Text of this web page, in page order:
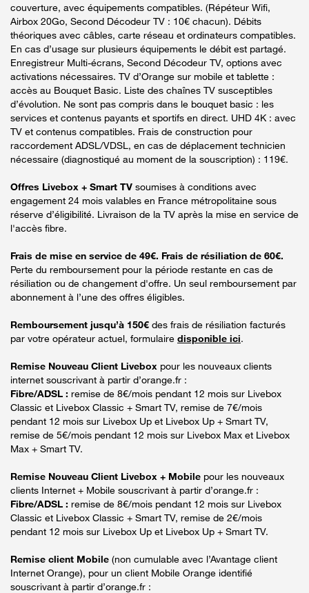
couverture, avec équipements compatibles. (Répéteur Wifi,
Airbox 20Go, Second Décodeur TV : 10€ chacun). Débits
théoriques avec câbles, carte réseau et ordinateurs compatibles.
En cas d’usage sur plusieurs équipements le débit est partagé.
Enregistreur Multi-écrans, Second Décodeur TV, options avec
activations nécessaires. TV d’Orange sur mobile et tablette :
accès au Bouquet Basic. Liste des chaînes TV susceptibles
d’évolution. Ne sont pas compris dans le bouquet basic : les
services et contenus payants et sportifs en direct. UHD 4K : avec
TV et contenus compatibles. Frais de construction pour
raccordement ADSL/VDSL, en cas de déplacement technicien
nécessaire (diagnostiqué au moment de la souscription) : 119€.
Offres Livebox + Smart TV soumises à conditions avec
engagement 24 mois valables en France métropolitaine sous
réserve d’éligibilité. Livraison de la TV après la mise en service de
l'accès fibre.
Frais de mise en service de 49€. Frais de résiliation de 60€.
Perte du remboursement pour la période restante en cas de
résiliation ou de changement d'offre. Un seul remboursement par
abonnement à l’une des offres éligibles.
Remboursement jusqu’à 150€ des frais de résiliation facturés
par votre opérateur actuel, formulaire disponible ici.
Remise Nouveau Client Livebox pour les nouveaux clients
internet souscrivant à partir d’orange.fr :
Fibre/ADSL : remise de 8€/mois pendant 12 mois sur Livebox
Classic et Livebox Classic + Smart TV, remise de 7€/mois
pendant 12 mois sur Livebox Up et Livebox Up + Smart TV,
remise de 5€/mois pendant 12 mois sur Livebox Max et Livebox
Max + Smart TV.
Remise Nouveau Client Livebox + Mobile pour les nouveaux
clients Internet + Mobile souscrivant à partir d’orange.fr :
Fibre/ADSL : remise de 8€/mois pendant 12 mois sur Livebox
Classic et Livebox Classic + Smart TV, remise de 2€/mois
pendant 12 mois sur Livebox Up et Livebox Up + Smart TV.
Remise client Mobile (non cumulable avec l’Avantage client
Internet Orange), pour un client Mobile Orange identifié
souscrivant à partir d’orange.fr :